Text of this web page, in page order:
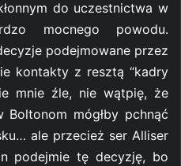
do uczestnictwa w
mocnego powodu.
podejmowane przez
kontakty z resztą “kadry
mnie źle, nie wątpię, że
Boltonom mógłby pchnąć
ale przecież ser Alliser
podejmie tę decyzję, bo